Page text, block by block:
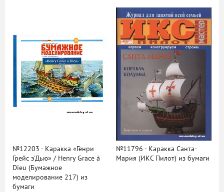
№12203 - Каракка «Генри
Грейс э'Дью» / Henry Grace à
Dieu (Бумажное
моделирование 217) из
бумаги
№11796 - Каракка Санта-
Мария (ИКС Пилот) из бумаги